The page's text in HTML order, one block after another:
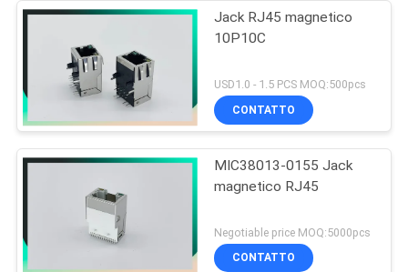
Jack RJ45 magnetico
10P10C
USD1.0 - 1.5 PCS MOQ:500pcs
CONTATTO
MIC38013-0155 Jack
magnetico RJ45
Negotiable price MOQ:5000pcs
CONTATTO